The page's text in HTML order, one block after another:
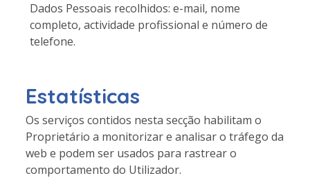
Dados Pessoais recolhidos: e-mail, nome
completo, actividade profissional e número de
telefone.
Estatísticas
Os serviços contidos nesta secção habilitam o
Proprietário a monitorizar e analisar o tráfego da
web e podem ser usados para rastrear o
comportamento do Utilizador.